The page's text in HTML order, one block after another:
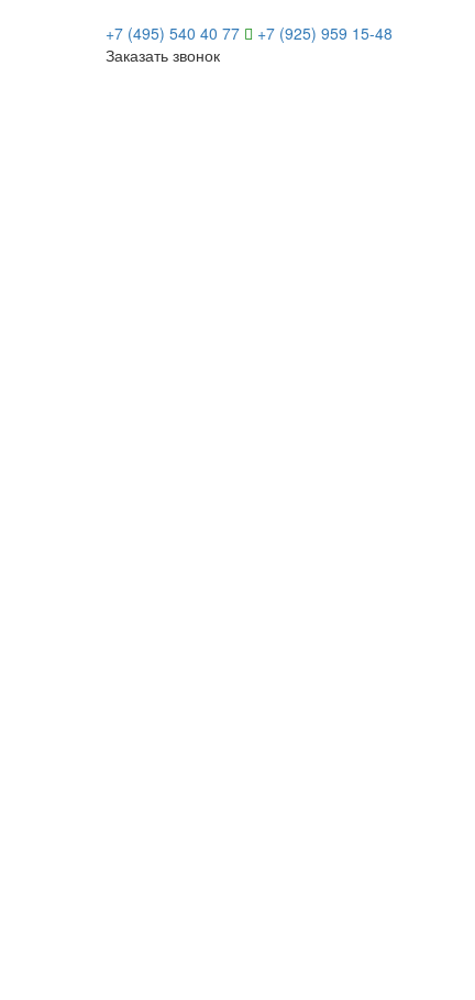
+7 (495) 540 40 77
+7 (925) 959 15-48
Заказать звонок